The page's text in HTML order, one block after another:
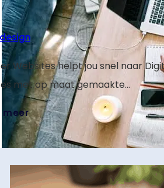
Websites helpt jou snel naar
met op maat gemaakte
die jouw doelen
laten groeien.
meer